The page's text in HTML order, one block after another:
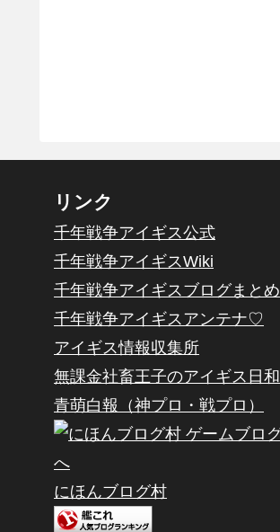
リンク
千年戦争アイギス公式
千年戦争アイギスWiki
千年戦争アイギスブログまとめ
千年戦争アイギスアンテナ♡
アイギス情報収集所
無課金社畜王子のアイギス日和
青萌白報（神プロ・戦プロ）
にほんブログ村